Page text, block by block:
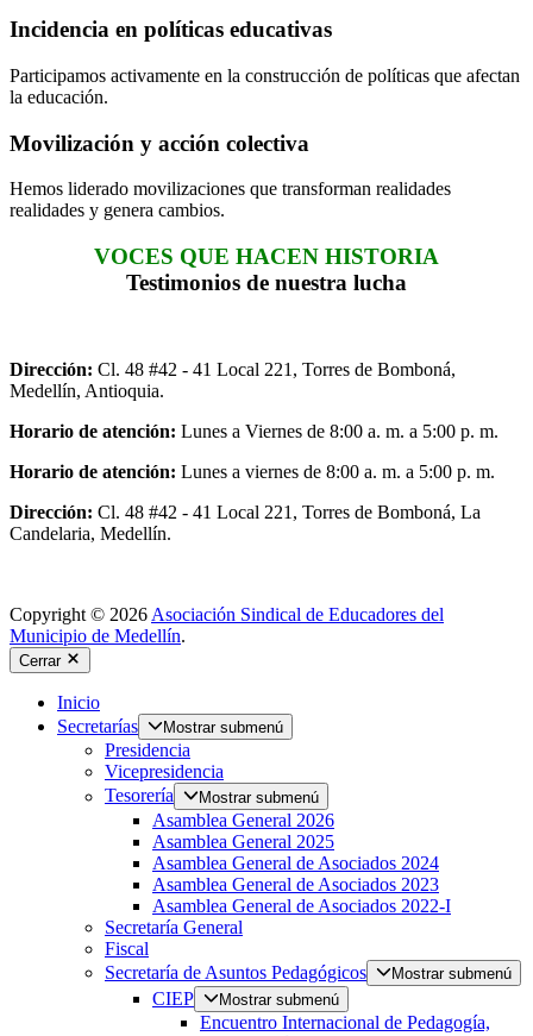
Incidencia en políticas educativas
Participamos activamente en la construcción de políticas que afectan
la educación.
Movilización y acción colectiva
Hemos liderado movilizaciones que transforman realidades
realidades y genera cambios.
VOCES QUE HACEN HISTORIA
Testimonios de nuestra lucha
Dirección: Cl. 48 #42 - 41 Local 221, Torres de Bomboná,
Medellín, Antioquia.
Horario de atención: Lunes a Viernes de 8:00 a. m. a 5:00 p. m.
Horario de atención: Lunes a viernes de 8:00 a. m. a 5:00 p. m.
Dirección: Cl. 48 #42 - 41 Local 221, Torres de Bomboná, La
Candelaria, Medellín.
Copyright © 2026 Asociación Sindical de Educadores del
Municipio de Medellín.
Cerrar
Inicio
Secretarías
Mostrar submenú
Presidencia
Vicepresidencia
Tesorería
Mostrar submenú
Asamblea General 2026
Asamblea General 2025
Asamblea General de Asociados 2024
Asamblea General de Asociados 2023
Asamblea General de Asociados 2022-I
Secretaría General
Fiscal
Secretaría de Asuntos Pedagógicos
Mostrar submenú
CIEP Mostrar submenú
Encuentro Internacional de Pedagogía,